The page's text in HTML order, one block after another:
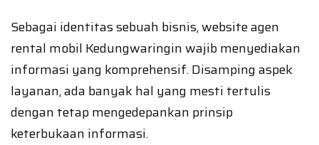
Sebagai identitas sebuah bisnis, website agen
rental mobil Kedungwaringin wajib menyediakan
informasi yang komprehensif. Disamping aspek
layanan, ada banyak hal yang mesti tertulis
dengan tetap mengedepankan prinsip
keterbukaan informasi.